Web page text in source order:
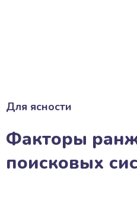
Для ясности
Факторы
поисковых